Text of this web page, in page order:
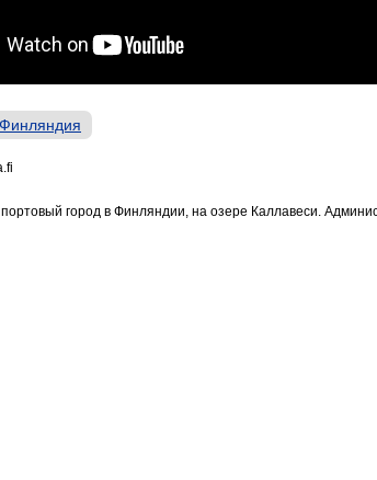
город в Финляндии, на озере Каллавеси.